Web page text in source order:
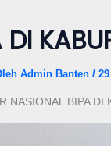
Admin Banten /
NASIONAL BIPA DI